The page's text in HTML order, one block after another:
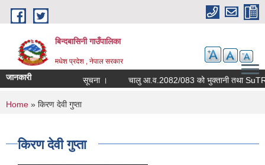
Skip to main content
बिन्दबासिनी गाउँपालिका
मधेश प्रदेश , नेपाल सरकार
जानकारी सूचना ।
You are here
Home » किरण देवी गुप्ता
किरण देवी गुप्ता